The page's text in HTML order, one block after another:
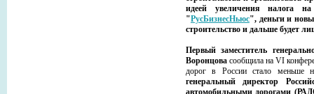
идеей увеличения налога
"РусБизнесНьюс", деньги и
строительство и дальше будет
Первый заместитель
Воронцова сообщила на VI
дорог в России стало меньше
генеральный директор